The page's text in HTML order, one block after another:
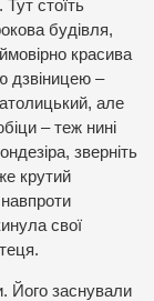
стоїть
будівля,
красива
дзвіницею –
але
– теж нині
зверніть
крутий
свої
Його заснували